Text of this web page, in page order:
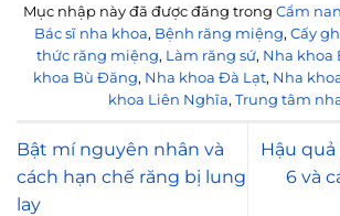
Mục nhập này đã được đăng trong Cẩm
Bác sĩ nha khoa, Bệnh răng miệng, Cấy
thức răng miệng, Làm răng sứ, Nha khoa
khoa Bù Đăng, Nha khoa Đà Lạt, Nha
khoa Liên Nghĩa, Trung tâm
Bật mí nguyên nhân và
cách hạn chế răng bị lung
lay
Hậu
6 và